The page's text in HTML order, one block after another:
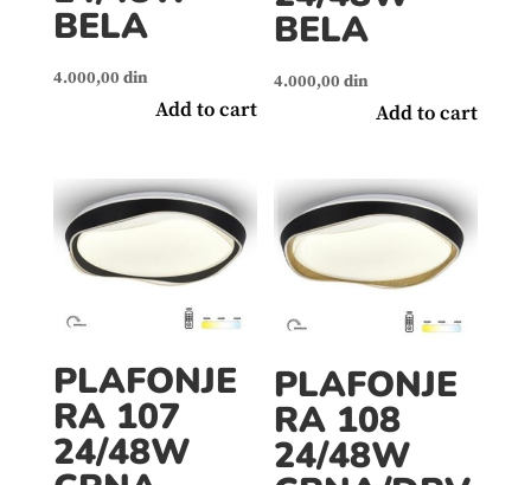
BELA
4.000,00 din
Add to cart
BELA
4.000,00 din
Add to cart
PLAFONJE
RA 107
24/48W
PLAFONJE
RA 108
24/48W